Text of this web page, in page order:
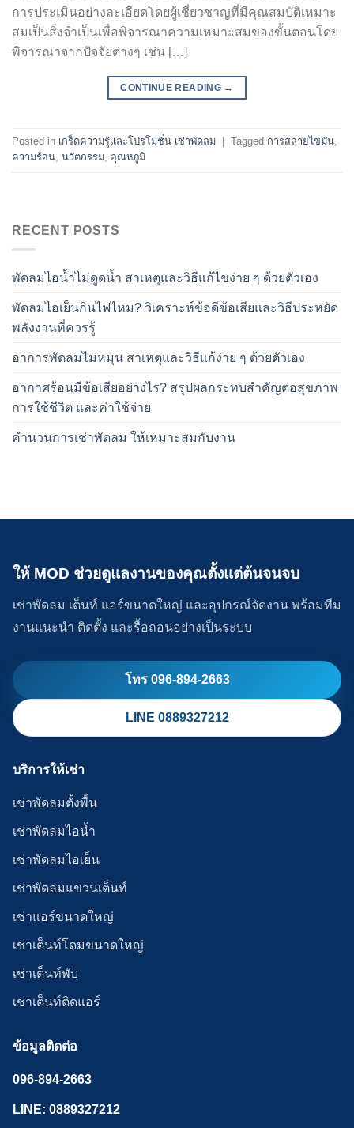
การประเมินอย่างละเอียดโดยผู้เชี่ยวชาญที่มีคุณสมบัติเหมาะ
สมเป็นสิ่งจำเป็นเพื่อพิจารณาความเหมาะสมของขั้นตอนโดย
พิจารณาจากปัจจัยต่างๆ เช่น […]
CONTINUE READING →
Posted in เกร็ดความรู้และโปรโมชั่น เช่าพัดลม Tagged การสลายไขมัน
ความร้อน นวัตกรรม อุณหภูมิ
RECENT POSTS
พัดลมไอน้ำไม่ดูดน้ำ สาเหตุและวิธีแก้ไขง่าย ๆ ด้วยตัวเอง
พัดลมไอเย็นกินไฟไหม? วิเคราะห์ข้อดีข้อเสียและวิธีประหยัด
พลังงานที่ควรรู้
อาการพัดลมไม่หมุน สาเหตุและวิธีแก้ง่าย ๆ ด้วยตัวเอง
อากาศร้อนมีข้อเสียอย่างไร? สรุปผลกระทบสำคัญต่อสุขภาพ
การใช้ชีวิต และค่าใช้จ่าย
คำนวนการเช่าพัดลม ให้เหมาะสมกับงาน
ให้ MOD ช่วยดูแลงานของคุณตั้งแต่ต้นจนจบ
เช่าพัดลม เต็นท์ แอร์ขนาดใหญ่ และอุปกรณ์จัดงาน พร้อมทีม
งานแนะนำ ติดตั้ง และรื้อถอนอย่างเป็นระบบ
โทร 096-894-2663
LINE 0889327212
บริการให้เช่า
เช่าพัดลมตั้งพื้น
เช่าพัดลมไอน้ำ
เช่าพัดลมไอเย็น
เช่าพัดลมแขวนเต็นท์
เช่าแอร์ขนาดใหญ่
เช่าเต็นท์โดมขนาดใหญ่
เช่าเต็นท์พับ
เช่าเต็นท์ติดแอร์
ข้อมูลติดต่อ
096-894-2663
LINE: 0889327212